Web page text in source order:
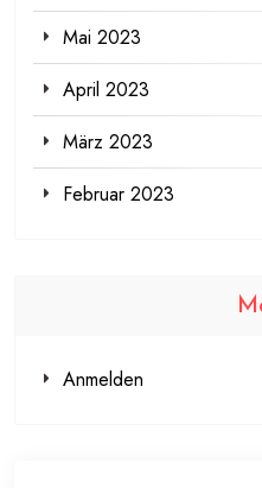
Mai 2023
April 2023
März 2023
Februar 2023
Anmelden